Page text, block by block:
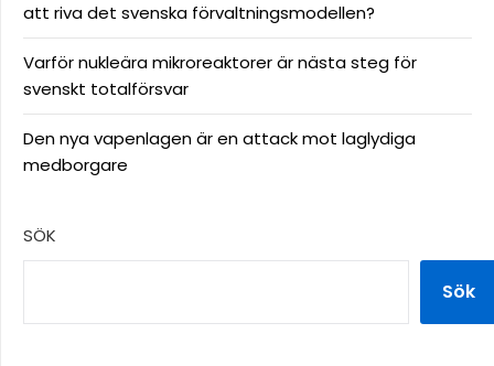
att riva det svenska förvaltningsmodellen?
Varför nukleära mikroreaktorer är nästa steg för
svenskt totalförsvar
Den nya vapenlagen är en attack mot laglydiga
medborgare
SÖK
Sök